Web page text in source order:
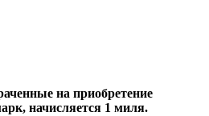
на приобретение
начисляется 1 миля.